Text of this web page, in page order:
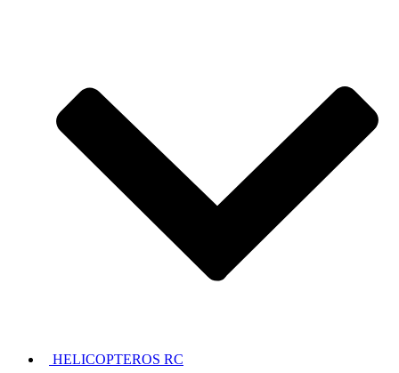
HELICOPTEROS RC